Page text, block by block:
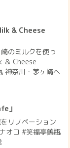
& Cheese
のミルクを使っ
＆ Cheese
神奈川・茅ヶ崎へ
」
リノベーション
オコ #笑福亭鶴瓶